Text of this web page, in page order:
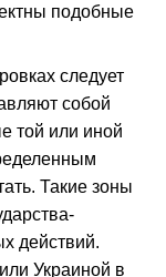
подобные
следует
собой
той или иной
Такие зоны
действий.
Украиной в